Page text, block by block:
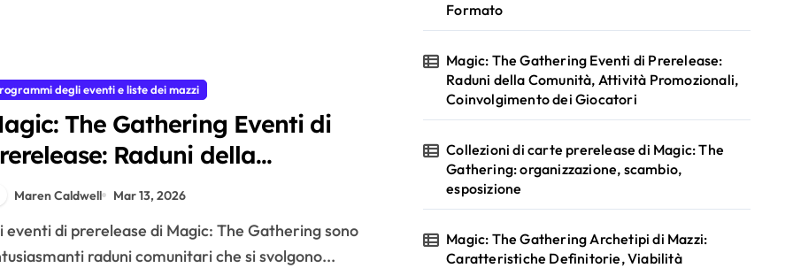
degli eventi e liste dei mazzi
The Gathering Eventi di
Raduni della
Comunità, Attività Promozionali,
dei Giocatori
Maren Caldwell Mar 13, 2026
raduni comunitari che si svolgono...
Formato
Magic: The Gathering Eventi di Prerelease:
Raduni della Comunità, Attività Promozionali,
Coinvolgimento dei Giocatori
Collezioni di carte prerelease di Magic: The
Gathering: organizzazione, scambio,
esposizione
Magic: The Gathering Archetipi di Mazzi:
Caratteristiche Definitorie, Viabilità